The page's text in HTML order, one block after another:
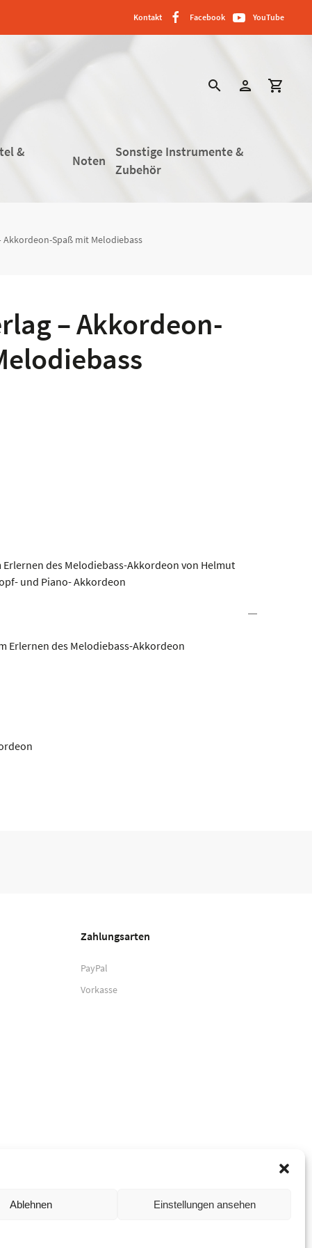
Ablehnen Einstellungen ansehen
Kontakt Facebook YouTube
search person shopping_cart
&
Noten
Sonstige Instrumente &
Zubehör
Akkordeon-Spaß mit Melodiebass
– Akkordeon-
des Melodiebass-Akkordeon von Helmut
und Piano- Akkordeon
Erlernen des Melodiebass-Akkordeon
Zahlungsarten
PayPal
Vorkasse